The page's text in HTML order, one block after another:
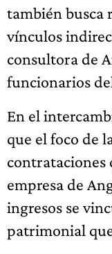
también busca
vínculos
consultora de
funcionarios
En el
que el foco de
contrataciones
empresa de
ingresos se
patrimonial